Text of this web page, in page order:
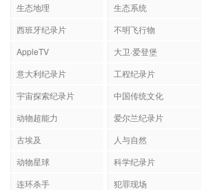
生态地理
生态系统
西班牙纪录片
不明飞行物
AppleTV
大卫·爱登堡
意大利纪录片
工程纪录片
宇宙探索纪录片
中国传统文化
动物超能力
爱尔兰纪录片
古埃及
人与自然
动物星球
科学纪录片
连环杀手
犯罪现场